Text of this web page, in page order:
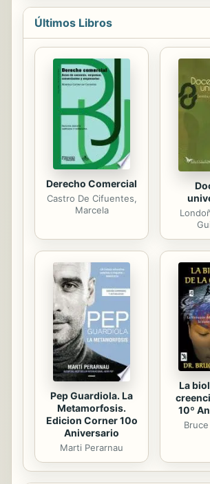
como dama de compaa
espaola de Felipe II.
conversacin se ir
ambos una intensa y
Ao 1564. El papa Pio IV
nuncio que se desplace
corte espaola de Felipe
misin confidencial. El
de la Santa Inquisicin,
Valds, ha ...
Últimos Libros
Derecho Comercial
Castro De Cifuentes,
Marcela
Pep Guardiola. La
Metamorfosis.
Edicion Corner 10o
Aniversario
Marti Perarnau
La
10º